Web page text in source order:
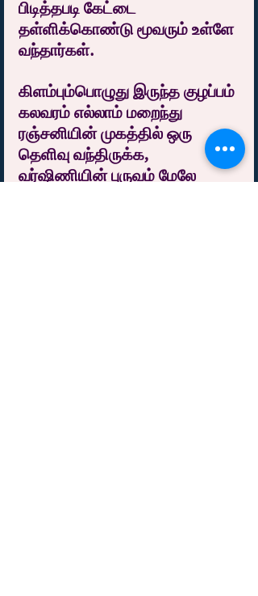
பிடித்தபடி கேட்டை
தள்ளிக்கொண்டு மூவரும் உள்ளே
வந்தார்கள்.
கிளம்பும்பொழுது இருந்த குழப்பம்
கலவரம் எல்லாம் மறைந்து
ரஞ்சனியின் முகத்தில் ஒரு
தெளிவு வந்திருக்க,
வர்ஷிணியின் புருவம் மேலே